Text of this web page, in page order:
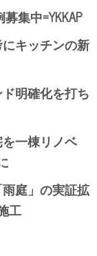
集中=YKKAP
キッチンの新
明確化を打ち
一棟リノベ
庭」の実証拡
工